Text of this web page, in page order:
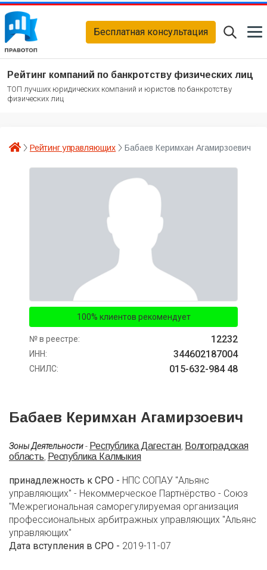
Бесплатная консультация
Рейтинг компаний по банкротству физических лиц
ТОП лучших юридических компаний и юристов по банкротству
физических лиц
Рейтинг управляющих Бабаев Керимхан Агамирзоевич
100% клиентов рекомендует
№ в реестре: 12232
ИНН: 344602187004
СНИЛС: 015-632-984 48
Бабаев Керимхан Агамирзоевич
Зоны Деятельности- Республика Дагестан, Волгоградская
область, Республика Калмыкия
принадлежность к СРО - НПС СОПАУ "Альянс
управляющих" - Некоммерческое Партнёрство - Союз
"Межрегиональная саморегулируемая организация
профессиональных арбитражных управляющих "Альянс
управляющих"
Дата вступления в СРО - 2019-11-07